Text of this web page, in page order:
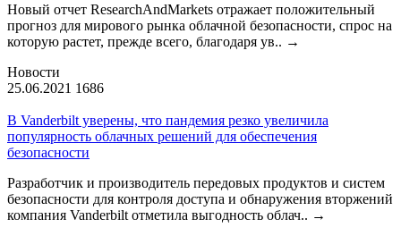
Новый отчет ResearchAndMarkets отражает положительный
прогноз для мирового рынка облачной безопасности, спрос на
которую растет, прежде всего, благодаря ув.. →
Новости
25.06.2021 1686
В Vanderbilt уверены, что пандемия резко увеличила
популярность облачных решений для обеспечения
безопасности
Разработчик и производитель передовых продуктов и систем
безопасности для контроля доступа и обнаружения вторжений
компания Vanderbilt отметила выгодность облач.. →